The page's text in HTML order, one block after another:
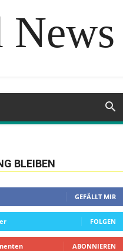
BLEIBEN
GEFÄLLT MIR
FOLGEN
ABONNIEREN